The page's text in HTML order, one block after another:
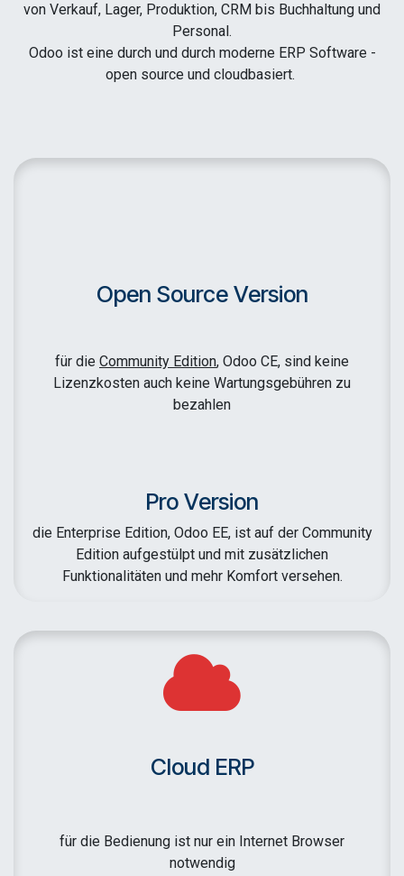
von Verkauf, Lager, Produktion, CRM bis Buchhaltung und
Personal.
Odoo ist eine durch und durch moderne ERP Software -
open source und cloudbasiert.
Open Source Version
für die Community Edition, Odoo CE, sind keine
Lizenzkosten auch keine Wartungsgebühren zu
bezahlen
Pro Version
die Enterprise Edition, Odoo EE, ist auf der Community
Edition aufgestülpt und mit zusätzlichen
Funktionalitäten und mehr Komfort versehen.
Cloud ERP
für die Bedienung ist nur ein Internet Browser
notwendig